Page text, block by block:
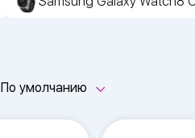
По умолчанию